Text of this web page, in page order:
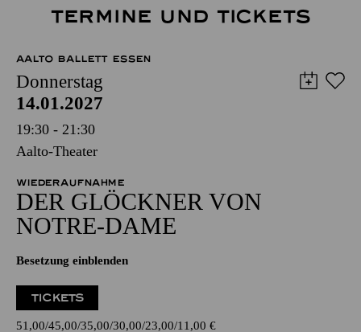
TERMINE UND TICKETS
AALTO BALLETT ESSEN
Donnerstag
14.01.2027
19:30 - 21:30
Aalto-Theater
WIEDERAUFNAHME
DER GLÖCKNER­ VON
NOTRE-DAME
Besetzung einblenden
TICKETS
51,00 45,00 35,00 30,00 23,00 11,00 €